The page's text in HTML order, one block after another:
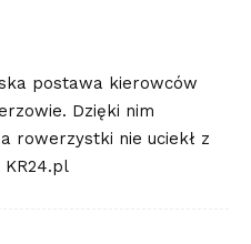
postawa kierowców
Dzięki nim
rowerzystki nie uciekł z